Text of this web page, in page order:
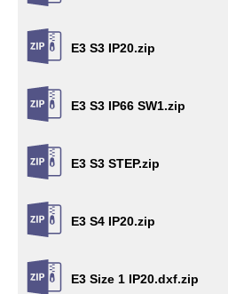
E3 S3 IP20.zip
E3 S3 IP66 SW1.zip
E3 S3 STEP.zip
E3 S4 IP20.zip
E3 Size 1 IP20.dxf.zip